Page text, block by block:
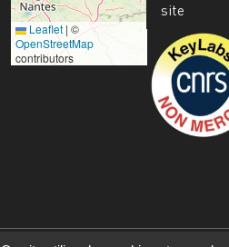
Leaflet | ©
OpenStreetMap
contributors
site
Image